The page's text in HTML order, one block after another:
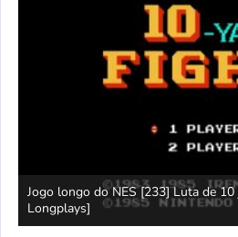
Jogo longo do NES [233] Luta de
Longplays]